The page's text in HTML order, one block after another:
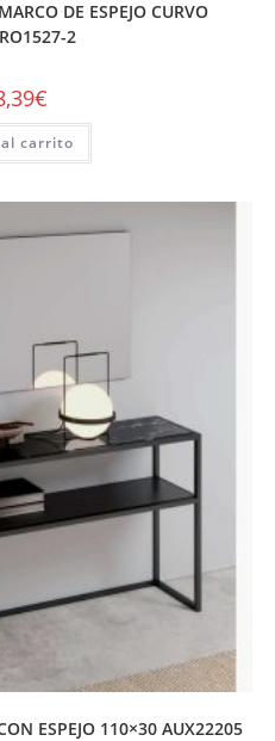
DE ESPEJO CURVO
2
€
carrito
ESPEJO 110×30 AUX22205